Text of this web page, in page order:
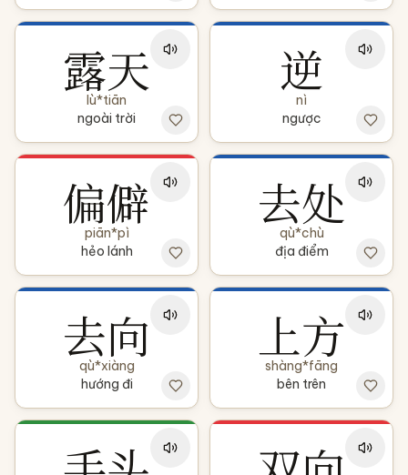
露天
lù*tiān
ngoài trời
逆
nì
ngược
偏僻
piān*pì
hẻo lánh
去处
qù*chù
địa điểm
去向
qù*xiàng
hướng đi
上方
shàng*fāng
bên trên